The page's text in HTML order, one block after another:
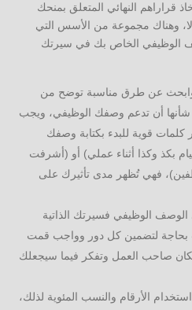
قراراهم النهائي المتعلق بمنحك
وهناك مجموعة من الأسس التي
الوظيفي الخاص بك في سيرتك
وابحث عن طرق مناسبة توضح من
شأنها أن تدعم وصفك الوظيفي، ويجب
كلمات قوية للبدء بكتابة وصفك
بكذ وكذا أثناء عملي) أو (أشرفت
مكون من 10 موظفين)، فهي تُظهر مدى تأثيرك على
الوصف الوظيفي فسيرتك الذاتية
لتضمين كل دور وواجب قمت
صاحب العمل وتفكر فيما سيجعلك
الأرقام والنسب المئوية لذلك،